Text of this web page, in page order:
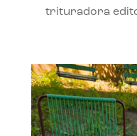
trituradora